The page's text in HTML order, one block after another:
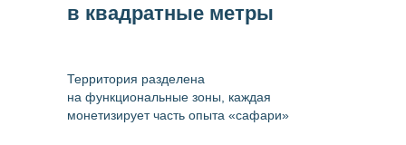
Территория разделена
на функциональные зоны, каждая
монетизирует часть опыта «сафари»
в квадратные метры